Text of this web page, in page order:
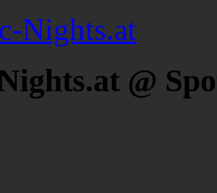
Nights.at
@